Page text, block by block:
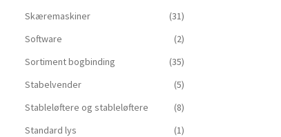
Skæremaskiner
(31)
Software
(2)
Sortiment bogbinding
(35)
Stabelvender
(5)
Stableløftere og stableløftere
(8)
Standard lys
(1)